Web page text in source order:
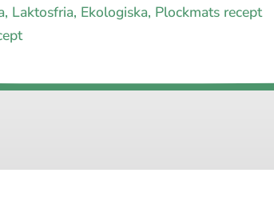
Laktosfria, Ekologiska, Plockmats recept